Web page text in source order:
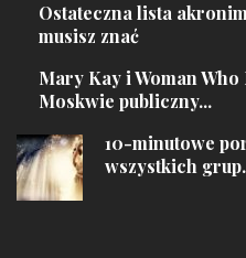
Ostateczna lista
musisz znać
Mary Kay i Woman
Moskwie publiczny...
10-minutowe
wszystkich